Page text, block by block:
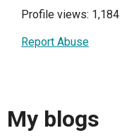
Profile views: 1,184
Report Abuse
My blogs